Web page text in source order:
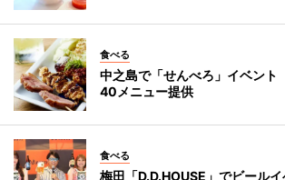
食べる
中之島で「せんべろ」イベン
40メニュー提供
食べる
梅田「D.D.HOUSE」でビール